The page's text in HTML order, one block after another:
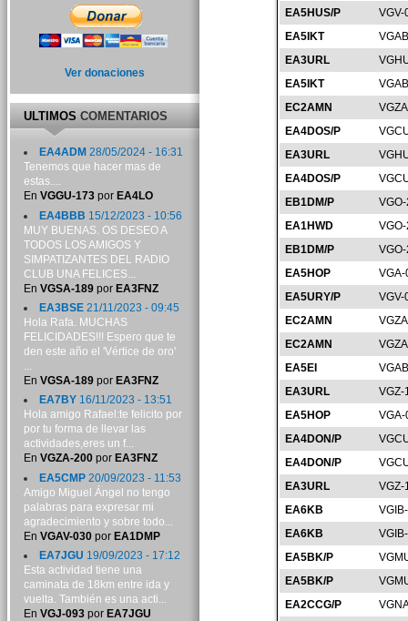
EA5HUS/P
VGV-
EA5IKT
EA3URL
EA5IKT
EC2AMN
EA4DOS/P
EA3URL
EA4DOS/P
EB1DM/P
EA1HWD
EB1DM/P
EA5HOP
EA5URY/P
VGV-
EC2AMN
EC2AMN
EA5EI
EA3URL
VGZ-
EA5HOP
EA4DON/P
EA4DON/P
EA3URL
VGZ-
EA6KB
EA6KB
EA5BK/P
EA5BK/P
EA2CCG/P
Ver donaciones
ULTIMOSCOMENTARIOS
EA4ADM 28/05/2024 - 16:31
Tenemos que hacer mas de
estas....
En VGGU-173por EA4LO
EA4BBB 15/12/2023 - 10:56
MUY BUENAS. OS DESEO A
TODOS LOS AMIGOS Y
SIMPATIZANTES DEL RADIO
CLUB UNA FELICES...
En VGSA-189por EA3FNZ
EA3BSE21/11/2023 - 09:45
Hola Rafa. MUCHAS
FELICIDADES!!! Espero que te
den este año el 'Vértice de oro'
...
En VGSA-189por EA3FNZ
EA7BY16/11/2023 - 13:51
Hola amigo Rafael:te felicito por
por tu forma de llevar las
actividades,eres un f...
En VGZA-200por EA3FNZ
EA5CMP20/09/2023 - 11:53
Amigo Miguel Ángel no tengo
palabras para expresar mi
agradecimiento y sobre todo...
En VGAV-030por EA1DMP
EA7JGU 19/09/2023 - 17:12
Esta actividad tiene una
caminata de 18km entre ida y
vuelta. También es una acti...
En VGJ-093por EA7JGU